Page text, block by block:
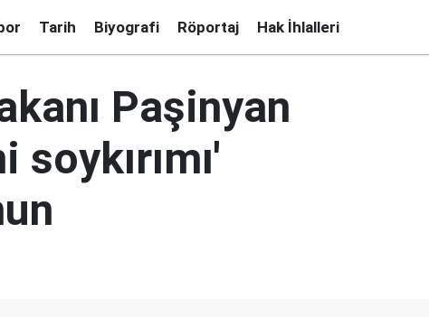
Tarih Biyografi Röportaj Hak İhlalleri
Paşinyan